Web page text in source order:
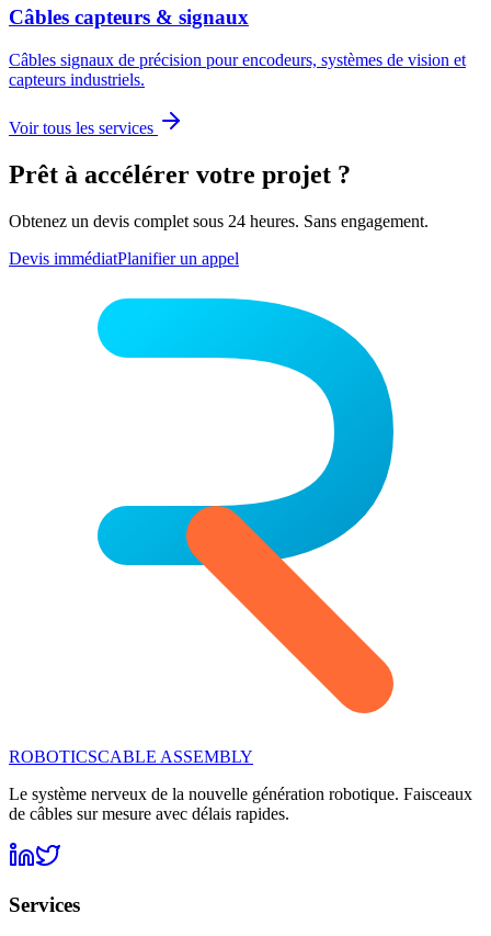
Câbles capteurs & signaux
Câbles signaux de précision pour encodeurs, systèmes de vision et
capteurs industriels.
Voir tous les services
Prêt à accélérer votre projet ?
Obtenez un devis complet sous 24 heures. Sans engagement.
Devis immédiatPlanifier un appel
ROBOTICSCABLE ASSEMBLY
Le système nerveux de la nouvelle génération robotique. Faisceaux
de câbles sur mesure avec délais rapides.
Services